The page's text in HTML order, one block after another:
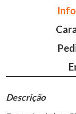
Descrição